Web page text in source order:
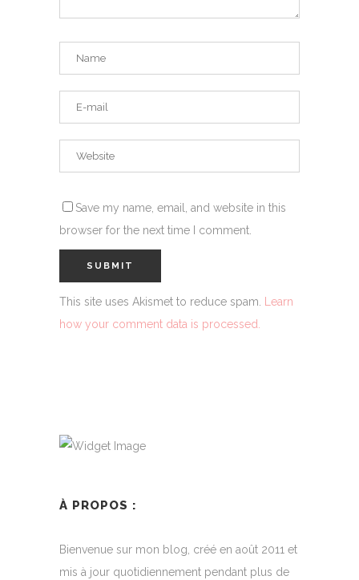
Save my name, email, and website in this
browser for the next time I comment.
This site uses Akismet to reduce spam. Learn
how your comment data is processed.
À PROPOS :
Bienvenue sur mon blog, créé en août 2011 et
mis à jour quotidiennement pendant plus de